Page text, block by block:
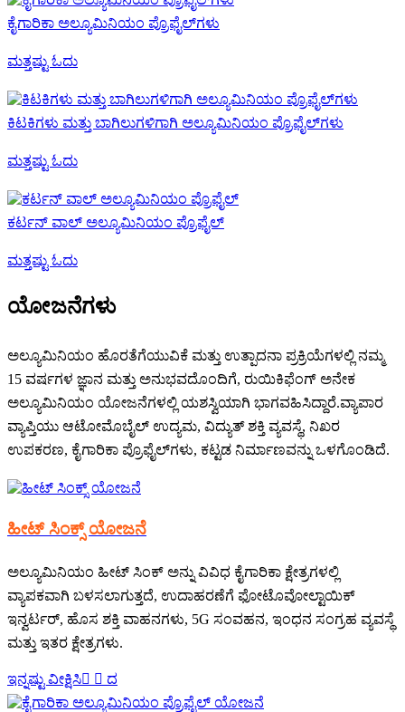
ಕೈಗಾರಿಕಾ ಅಲ್ಯೂಮಿನಿಯಂ ಪ್ರೊಫೈಲ್‌ಗಳು
ಮತ್ತಷ್ಟು ಓದು
ಕಿಟಕಿಗಳು ಮತ್ತು ಬಾಗಿಲುಗಳಿಗಾಗಿ ಅಲ್ಯೂಮಿನಿಯಂ ಪ್ರೊಫೈಲ್‌ಗಳು
ಮತ್ತಷ್ಟು ಓದು
ಕರ್ಟನ್ ವಾಲ್ ಅಲ್ಯೂಮಿನಿಯಂ ಪ್ರೊಫೈಲ್
ಮತ್ತಷ್ಟು ಓದು
ಯೋಜನೆಗಳು
ಅಲ್ಯೂಮಿನಿಯಂ ಹೊರತೆಗೆಯುವಿಕೆ ಮತ್ತು ಉತ್ಪಾದನಾ ಪ್ರಕ್ರಿಯೆಗಳಲ್ಲಿ ನಮ್ಮ
15 ವರ್ಷಗಳ ಜ್ಞಾನ ಮತ್ತು ಅನುಭವದೊಂದಿಗೆ, ರುಯಿಕಿಫೆಂಗ್ ಅನೇಕ
ಅಲ್ಯೂಮಿನಿಯಂ ಯೋಜನೆಗಳಲ್ಲಿ ಯಶಸ್ವಿಯಾಗಿ ಭಾಗವಹಿಸಿದ್ದಾರೆ.ವ್ಯಾಪಾರ
ವ್ಯಾಪ್ತಿಯು ಆಟೋಮೊಬೈಲ್ ಉದ್ಯಮ, ವಿದ್ಯುತ್ ಶಕ್ತಿ ವ್ಯವಸ್ಥೆ, ನಿಖರ
ಉಪಕರಣ, ಕೈಗಾರಿಕಾ ಪ್ರೊಫೈಲ್‌ಗಳು, ಕಟ್ಟಡ ನಿರ್ಮಾಣವನ್ನು ಒಳಗೊಂಡಿದೆ.
ಹೀಟ್ ಸಿಂಕ್ಸ್ ಯೋಜನೆ
ಅಲ್ಯೂಮಿನಿಯಂ ಹೀಟ್ ಸಿಂಕ್ ಅನ್ನು ವಿವಿಧ ಕೈಗಾರಿಕಾ ಕ್ಷೇತ್ರಗಳಲ್ಲಿ
ವ್ಯಾಪಕವಾಗಿ ಬಳಸಲಾಗುತ್ತದೆ, ಉದಾಹರಣೆಗೆ ಫೋಟೊವೋಲ್ಟಾಯಿಕ್
ಇನ್ವರ್ಟರ್, ಹೊಸ ಶಕ್ತಿ ವಾಹನಗಳು, 5G ಸಂವಹನ, ಇಂಧನ ಸಂಗ್ರಹ ವ್ಯವಸ್ಥೆ
ಮತ್ತು ಇತರ ಕ್ಷೇತ್ರಗಳು.
ಇನ್ನಷ್ಟು ವೀಕ್ಷಿಸಿ  ದ